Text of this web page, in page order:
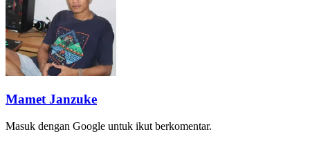
Mamet Janzuke
Masuk dengan Google untuk ikut berkomentar.